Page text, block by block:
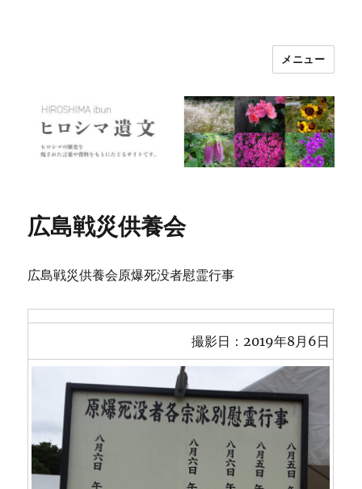
メニュー
広島戦災供養会
広島戦災供養会原爆死没者慰霊行事
撮影日：2019年8月6日